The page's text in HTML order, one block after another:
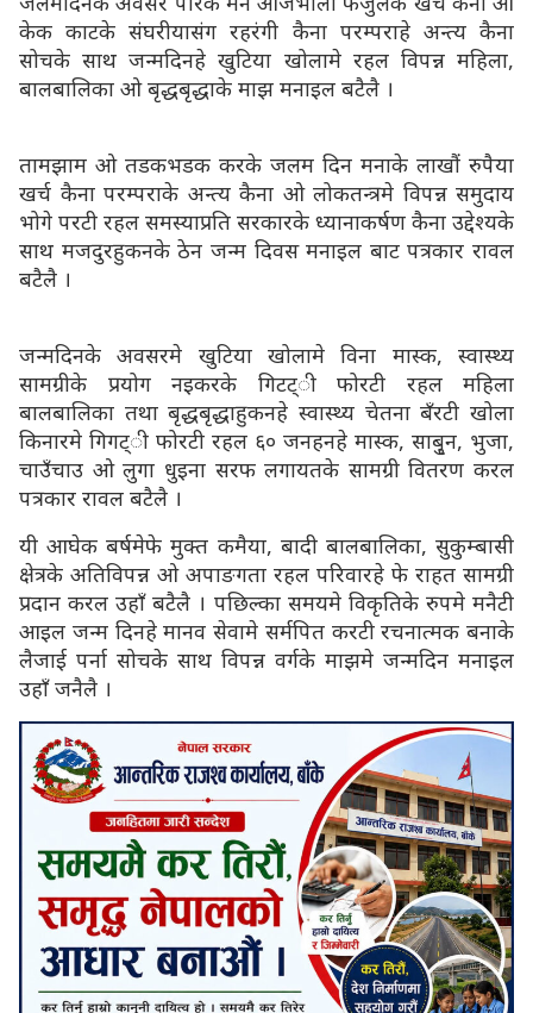
केक काटके संघरीयासंग रहरंगी कैना परम्पराहे अन्त्य कैना
सोचके साथ जन्मदिनहे खुटिया खोलामे रहल विपन्न महिला,
बालबालिका ओ बृद्धबृद्धाके माझ मनाइल बटैलै ।
तामझाम ओ तडकभडक करके जलम दिन मनाके लाखौं रुपैया
खर्च कैना परम्पराके अन्त्य कैना ओ लोकतन्त्रमे विपन्न समुदाय
भोगे परटी रहल समस्याप्रति सरकारके ध्यानाकर्षण कैना उद्देश्यके
साथ मजदुरहुकनके ठेन जन्म दिवस मनाइल बाट पत्रकार रावल
बटैलै ।
जन्मदिनके अवसरमे खुटिया खोलामे विना मास्क, स्वास्थ्य
सामग्रीके प्रयोग नइकरके गिटट्ी फोरटी रहल महिला
बालबालिका तथा बृद्धबृद्धाहुकनहे स्वास्थ्य चेतना बँरटी खोला
किनारमे गिगट्ी फोरटी रहल ६० जनहनहे मास्क, साबृुन, भुजा,
चाउँचाउ ओ लुगा धुइना सरफ लगायतके सामग्री वितरण करल
पत्रकार रावल बटैलै ।
यी आघेक बर्षमेफे मुक्त कमैया, बादी बालबालिका, सुकुम्बासी
क्षेत्रके अतिविपन्न ओ अपाङगता रहल परिवारहे फे राहत सामग्री
प्रदान करल उहाँ बटैलै । पछिल्का समयमे विकृतिके रुपमे मनैटी
आइल जन्म दिनहे मानव सेवामे सर्मपित करटी रचनात्मक बनाके
लैजाई पर्ना सोचके साथ विपन्न वर्गके माझमे जन्मदिन मनाइल
उहाँ जनैलै ।